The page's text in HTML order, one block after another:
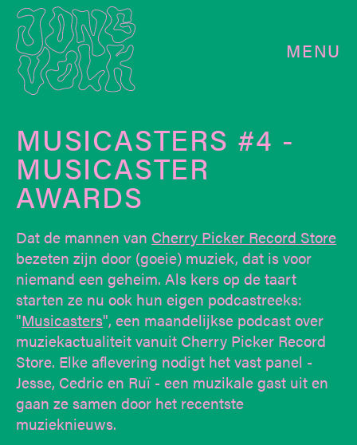
MENU
MUSICASTERS #4 -
MUSICASTER
AWARDS
Dat de mannen van Cherry Picker Record Store
bezeten zijn door (goeie) muziek, dat is voor
niemand een geheim. Als kers op de taart
starten ze nu ook hun eigen podcastreeks:
"Musicasters", een maandelijkse podcast over
muziekactualiteit vanuit Cherry Picker Record
Store. Elke aflevering nodigt het vast panel -
Jesse, Cedric en Ruï - een muzikale gast uit en
gaan ze samen door het recentste
muzieknieuws.